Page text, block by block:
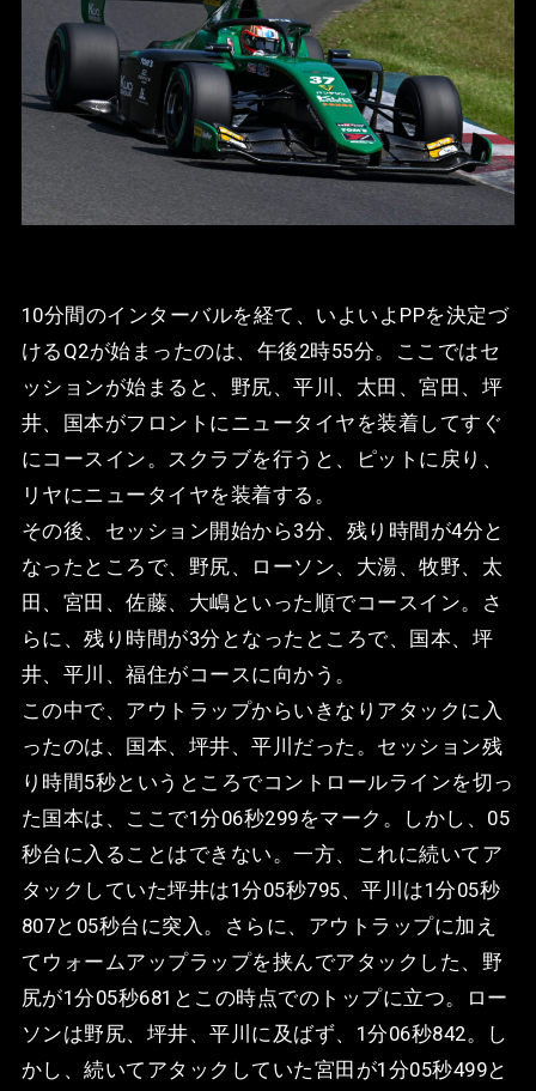
10分間のインターバルを経て、いよいよPPを決定づ
けるQ2が始まったのは、午後2時55分。ここではセ
ッションが始まると、野尻、平川、太田、宮田、坪
井、国本がフロントにニュータイヤを装着してすぐ
にコースイン。スクラブを行うと、ピットに戻り、
リヤにニュータイヤを装着する。
その後、セッション開始から3分、残り時間が4分と
なったところで、野尻、ローソン、大湯、牧野、太
田、宮田、佐藤、大嶋といった順でコースイン。さ
らに、残り時間が3分となったところで、国本、坪
井、平川、福住がコースに向かう。
この中で、アウトラップからいきなりアタックに入
ったのは、国本、坪井、平川だった。セッション残
り時間5秒というところでコントロールラインを切っ
た国本は、ここで1分06秒299をマーク。しかし、05
秒台に入ることはできない。一方、これに続いてア
タックしていた坪井は1分05秒795、平川は1分05秒
807と05秒台に突入。さらに、アウトラップに加え
てウォームアップラップを挟んでアタックした、野
尻が1分05秒681とこの時点でのトップに立つ。ロー
ソンは野尻、坪井、平川に及ばず、1分06秒842。し
かし、続いてアタックしていた宮田が1分05秒499と